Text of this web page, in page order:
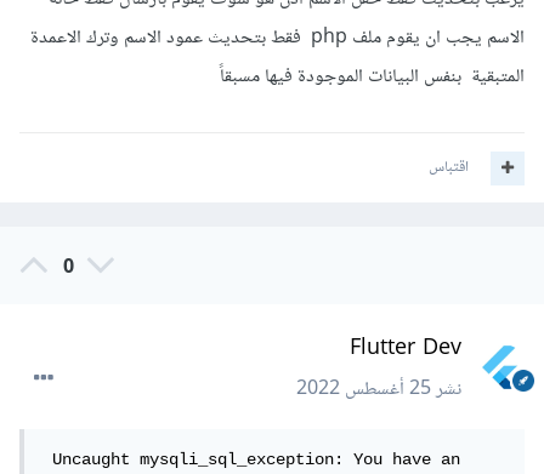
الاسم يجب ان يقوم ملف php فقط بتحديث عمود الاسم وترك الاعمدة
المتبقية بنفس البيانات الموجودة فيها مسبقاً
اقتباس
0
Flutter Dev
نشر25 أغسطس 2022
Uncaught mysqli_sql_exception: You have an